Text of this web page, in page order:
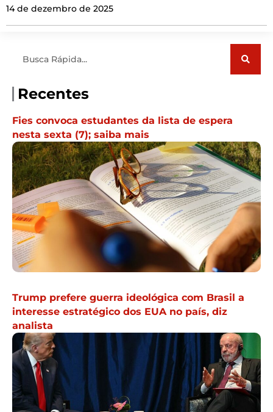
14 de dezembro de 2025
Recentes
Fies convoca estudantes da lista de espera
nesta sexta (7); saiba mais
Trump prefere guerra ideológica com Brasil a
interesse estratégico dos EUA no país, diz
analista